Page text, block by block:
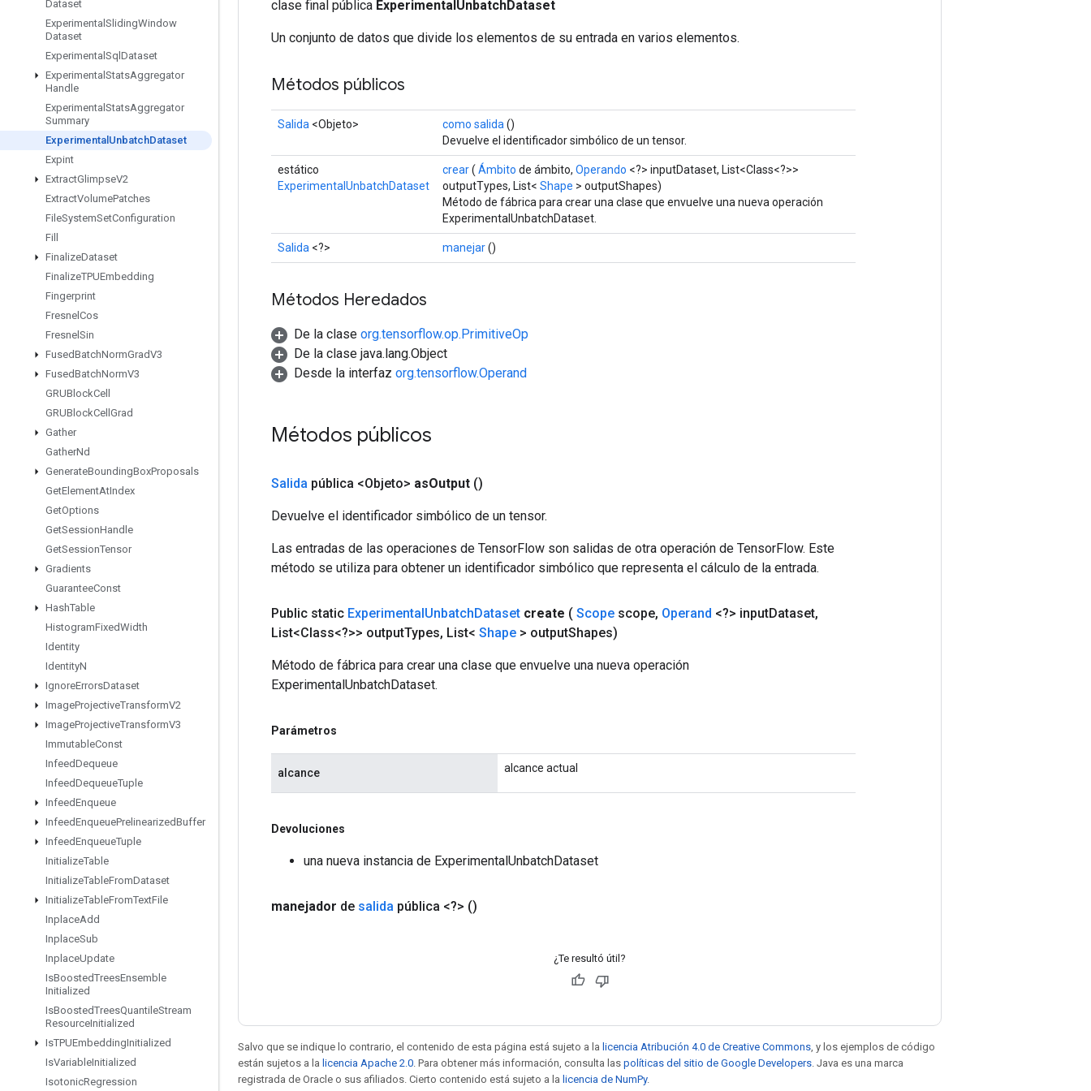
Dataset
Experimental SlidingWindow
Dataset
Experimental Sql Dataset
Experimental StatsAggregator
Handle
Experimental StatsAggregator
Summary
Experimental UnbatchDataset
Expint
ExtractGlimpseV2
ExtractVolumePatches
FileSystemSetConfiguration
Fill
FinalizeDataset
FinalizeTPUEmbedding
Fingerprint
Fresnel Cos
Fresnel Sin
FusedBatchNormGradV3
FusedBatchNormV3
GRUBlockCell
GRUBlockCell Grad
Gather
GatherNd
GenerateBoundingBoxProposals
GetElementAtIndex
GetOptions
GetSessionHandle
GetSessionTensor
Gradients
GuaranteeConst
HashTable
HistogramFixedWidth
Identity
IdentityN
IgnoreErrorsDataset
ImageProjectiveTransformV2
ImageProjectiveTransformV3
ImmutableConst
InfeedDequeue
InfeedDequeueTuple
InfeedEnqueue
InfeedEnqueuePrelinearizedBuffer
InfeedEnqueueTuple
InitializeTable
InitializeTableFromDataset
InitializeTableFromTextFile
InplaceAdd
InplaceSub
InplaceUpdate
IsBoostedTreesEnsemble
Initialized
IsBoostedTreesQuantileStream
ResourceInitialized
IsTPUEmbeddingInitialized
IsVariableInitialized
IsotonicRegression
clase final pública ExperimentalUnbatchDataset
Un conjunto de datos que divide los elementos de su entrada en varios elementos.
Métodos públicos
Salida <Objeto> como salida ()
Devuelve el identificador simbólico de un tensor.
estático
ExperimentalUnbatchDataset
crear( Ámbito de ámbito, Operando <?> inputDataset, List<Class<?>>
outputTypes, List< Shape > outputShapes)
Método de fábrica para crear una clase que envuelve una nueva operación
ExperimentalUnbatchDataset.
Salida <?> manejar()
Métodos Heredados
De la clase org.tensorflow.op.PrimitiveOp
De la clase java.lang.Object
Desde la interfaz org.tensorflow.Operand
Métodos públicos
Salida pública <Objeto> asOutput ()
Devuelve el identificador simbólico de un tensor.
Las entradas de las operaciones de TensorFlow son salidas de otra operación de TensorFlow. Este
método se utiliza para obtener un identificador simbólico que representa el cálculo de la entrada.
Public static ExperimentalUnbatchDataset create ( Scope scope, Operand <?> inputDataset,
List<Class<?>> outputTypes, List< Shape > outputShapes)
Método de fábrica para crear una clase que envuelve una nueva operación
ExperimentalUnbatchDataset.
Parámetros
alcance alcance actual
Devoluciones
una nueva instancia de ExperimentalUnbatchDataset
manejador de salida pública <?> ()
¿Te resultó útil?
Salvo que se indique lo contrario, el contenido de esta página está sujeto a la licencia Atribución 4.0 de Creative Commons , y los ejemplos de código
están sujetos a la licencia Apache 2.0 . Para obtener más información, consulta las políticas del sitio de Google Developers . Java es una marca
registrada de Oracle o sus afiliados. Cierto contenido está sujeto a la licencia de NumPy.